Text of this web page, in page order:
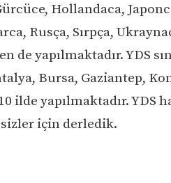
Hollandaca,
Rusça, Sırpça,
de yapılmaktadır. YDS
Bursa, Gaziantep,
ilde yapılmaktadır. YDS
için derledik.